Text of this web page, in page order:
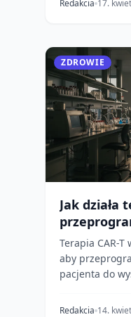
Redakcia 17.
ZDROWIE
Jak działa
Terapia CAR-
aby
pacjenta do
Redakcia 14.